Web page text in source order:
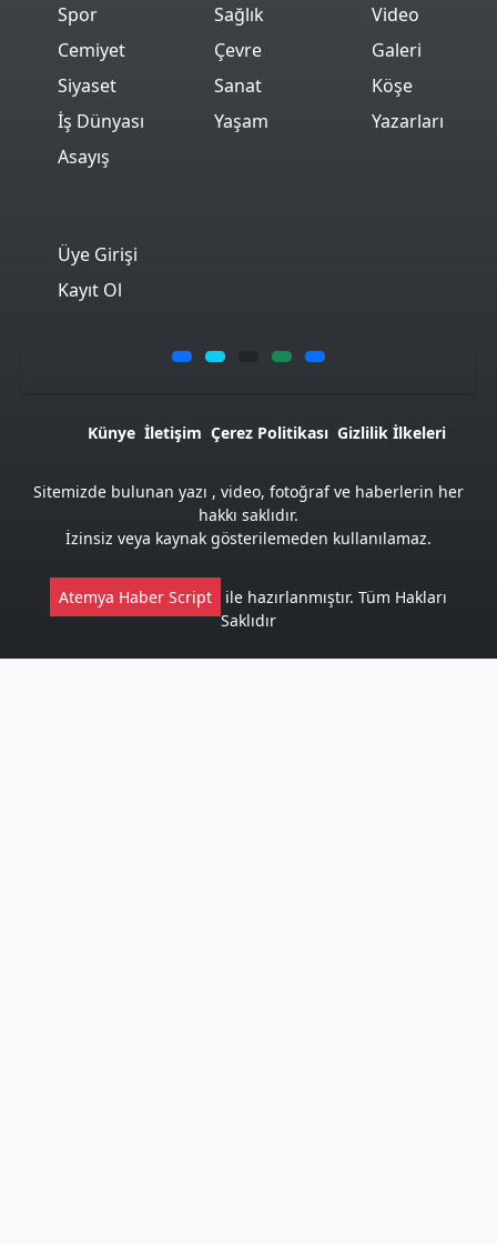
Spor
Cemiyet
Siyaset
İş Dünyası
Asayış
Sağlık
Çevre
Sanat
Yaşam
Video
Galeri
Köşe
Yazarları
Üye Girişi
Kayıt Ol
Künye İletişim Çerez Politikası Gizlilik İlkeleri
Sitemizde bulunan yazı , video, fotoğraf ve haberlerin her
hakkı saklıdır.
İzinsiz veya kaynak gösterilemeden kullanılamaz.
Atemya Haber Script
ile hazırlanmıştır. Tüm Hakları
Saklıdır